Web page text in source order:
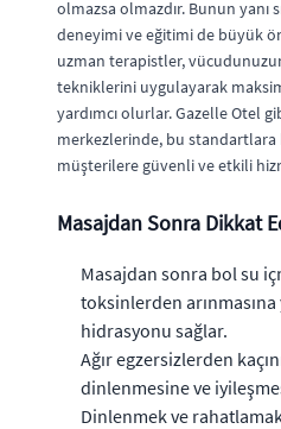
olmazsa olmazdır. Bunun yanı
deneyimi ve eğitimi de büyük
uzman terapistler,
tekniklerini uygulayarak
yardımcı olurlar. Gazelle Otel
merkezlerinde, bu
müşterilere güvenli ve etkili
Masajdan Sonra Dikkat
Masajdan sonra bol su
toksinlerden arınmasına
hidrasyonu sağlar.
Ağır egzersizlerden
dinlenmesine ve
Dinlenmek ve